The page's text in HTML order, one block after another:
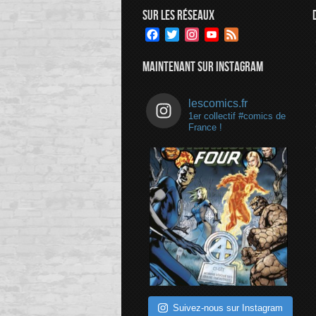
SUR LES RÉSEAUX
Facebook
TwitterInstagramYouTube
MAINTENANT SUR INSTAGRAM
lescomics.fr
1er collectif #comics de
France !
Suivez-nous sur Instagram